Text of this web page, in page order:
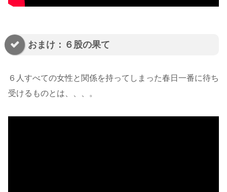
おまけ：６股の果て
６人すべての女性と関係を持ってしまった春日一番に待ち
受けるものとは、、、。